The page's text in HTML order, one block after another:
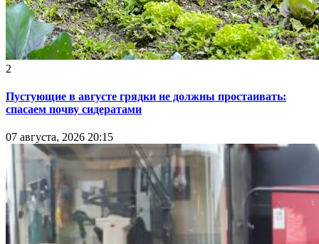
2
Пустующие в августе грядки не должны простаивать:
спасаем почву сидератами
07 августа, 2026 20:15